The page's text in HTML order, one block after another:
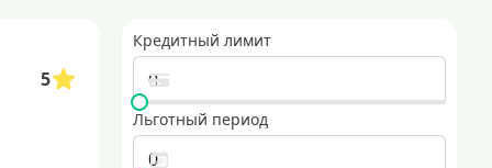
курьером, что экономит время и позволяет получить карту в
с выгодными условиями
Кредитный лимит
Льготный период
5